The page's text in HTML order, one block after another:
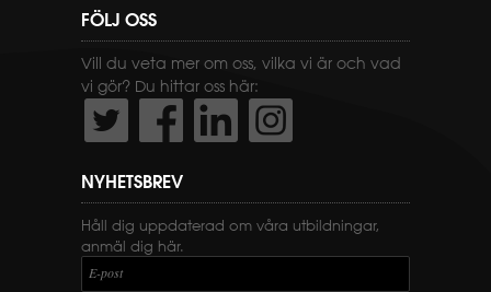
FÖLJ OSS
Vill du veta mer om oss, vilka vi är och vad
vi gör? Du hittar oss här:
NYHETSBREV
Håll dig uppdaterad om våra utbildningar,
anmäl dig här.
E-post